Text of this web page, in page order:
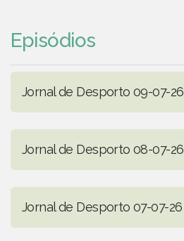
Episódios
Jornal de Desporto 09-07-26
Jornal de Desporto 08-07-26
Jornal de Desporto 07-07-26